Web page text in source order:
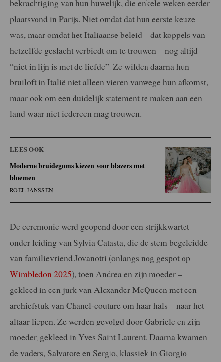
bekrachtiging van hun huwelijk, die enkele weken eerder
plaatsvond in Parijs. Niet omdat dat hun eerste keuze
was, maar omdat het Italiaanse beleid – dat koppels van
hetzelfde geslacht verbiedt om te trouwen – nog altijd
“niet in lijn is met de liefde”. Ze wilden daarna hun
bruiloft in Italië niet alleen vieren vanwege hun afkomst,
maar ook om een duidelijk statement te maken aan een
land waar niet iedereen mag trouwen.
LEES OOK
Moderne bruidegoms kiezen voor blazers met
bloemen
ROEL JANSSEN
De ceremonie werd geopend door een strijkkwartet
onder leiding van Sylvia Catasta, die de stem begeleidde
van familievriend Jovanotti (onlangs nog gespot op
Wimbledon 2025), toen Andrea en zijn moeder –
gekleed in een jurk van Alexander McQueen met een
archiefstuk van Chanel-couture om haar hals – naar het
altaar liepen. Ze werden gevolgd door Gabriele en zijn
moeder, gekleed in Yves Saint Laurent. Daarna kwamen
de vaders, Salvatore en Sergio, klassiek in Giorgio